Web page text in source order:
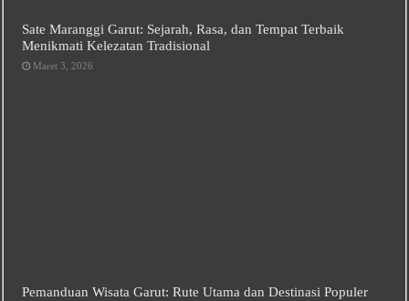
Sate Maranggi Garut: Sejarah, Rasa, dan Tempat Terbaik
Menikmati Kelezatan Tradisional
Maret 3, 2026
Pemanduan Wisata Garut: Rute Utama dan Destinasi Populer